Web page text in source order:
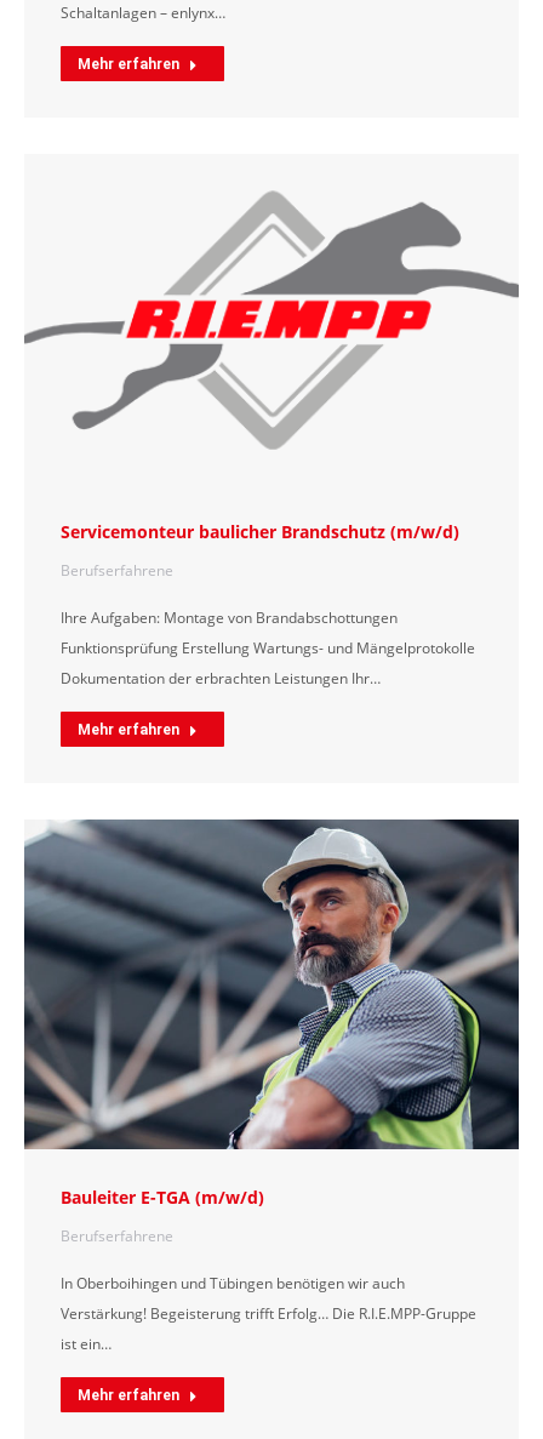
Schaltanlagen – enlynx…
Mehr erfahren
Servicemonteur baulicher Brandschutz (m/w/d)
Berufserfahrene
Ihre Aufgaben: Montage von Brandabschottungen
Funktionsprüfung Erstellung Wartungs- und Mängelprotokolle
Dokumentation der erbrachten Leistungen Ihr…
Mehr erfahren
Bauleiter E-TGA (m/w/d)
Berufserfahrene
In Oberboihingen und Tübingen benötigen wir auch
Verstärkung! Begeisterung trifft Erfolg… Die R.I.E.MPP-Gruppe
ist ein…
Mehr erfahren